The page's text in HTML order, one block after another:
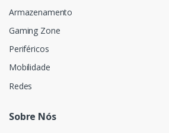
Armazenamento
Gaming Zone
Periféricos
Mobilidade
Redes
Sobre Nós